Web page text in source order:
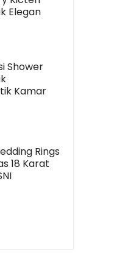
Elegan
Shower
Kamar
Rings
18 Karat